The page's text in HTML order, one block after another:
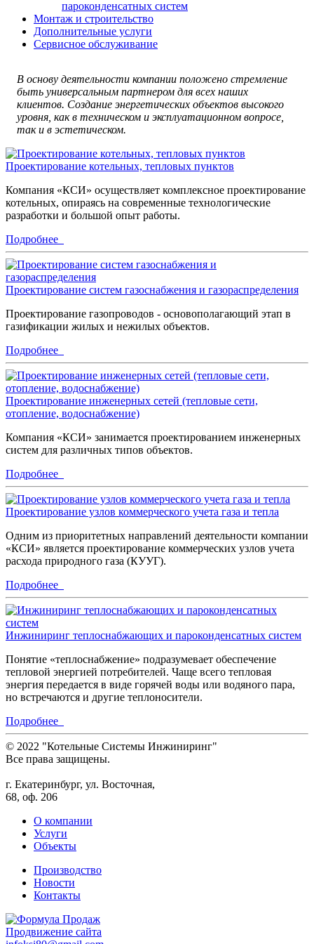
пароконденсатных систем
Монтаж и строительство
Дополнительные услуги
Сервисное обслуживание
В основу деятельности компании положено стремление
быть универсальным партнером для всех наших
клиентов. Создание энергетических объектов высокого
уровня, как в техническом и эксплуатационном вопросе,
так и в эстетическом.
Проектирование котельных, тепловых пунктов
Компания «КСИ» осуществляет комплексное проектирование
котельных, опираясь на современные технологические
разработки и большой опыт работы.
Подробнее
Проектирование систем газоснабжения и газораспределения
Проектирование газопроводов - основополагающий этап в
газификации жилых и нежилых объектов.
Подробнее
Проектирование инженерных сетей (тепловые сети,
отопление, водоснабжение)
Компания «КСИ» занимается проектированием инженерных
систем для различных типов объектов.
Подробнее
Проектирование узлов коммерческого учета газа и тепла
Одним из приоритетных направлений деятельности компании
«КСИ» является проектирование коммерческих узлов учета
расхода природного газа (КУУГ).
Подробнее
Инжиниринг теплоснабжающих и пароконденсатных систем
Понятие «теплоснабжение» подразумевает обеспечение
тепловой энергией потребителей. Чаще всего тепловая
энергия передается в виде горячей воды или водяного пара,
но встречаются и другие теплоносители.
Подробнее
© 2022 "Котельные Системы Инжиниринг"
Все права защищены.
г. Екатеринбург, ул. Восточная,
68, оф. 206
О компании
Услуги
Объекты
Производство
Новости
Контакты
Продвижение сайта